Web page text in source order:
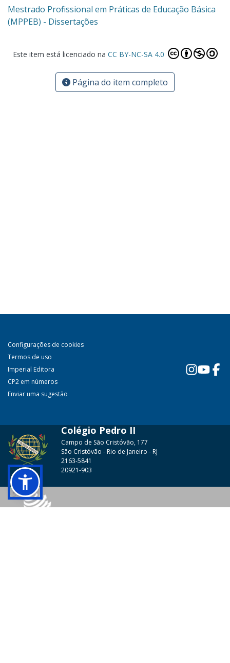
Mestrado Profissional em Práticas de Educação Básica
(MPPEB) - Dissertações
Este item está licenciado na CC BY-NC-SA 4.0
Página do item completo
Configurações de cookies
Termos de uso
Imperial Editora
CP2 em números
Enviar uma sugestão
Colégio Pedro II
Campo de São Cristóvão, 177
São Cristóvão - Rio de Janeiro - RJ
2163-5841
20921-903